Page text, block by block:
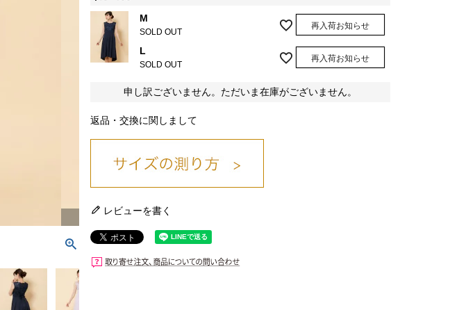
M
SOLD OUT
再入荷お知らせ
L
SOLD OUT
再入荷お知らせ
申し訳ございません。ただいま在庫がございません。
返品・交換に関しまして
レビューを書く